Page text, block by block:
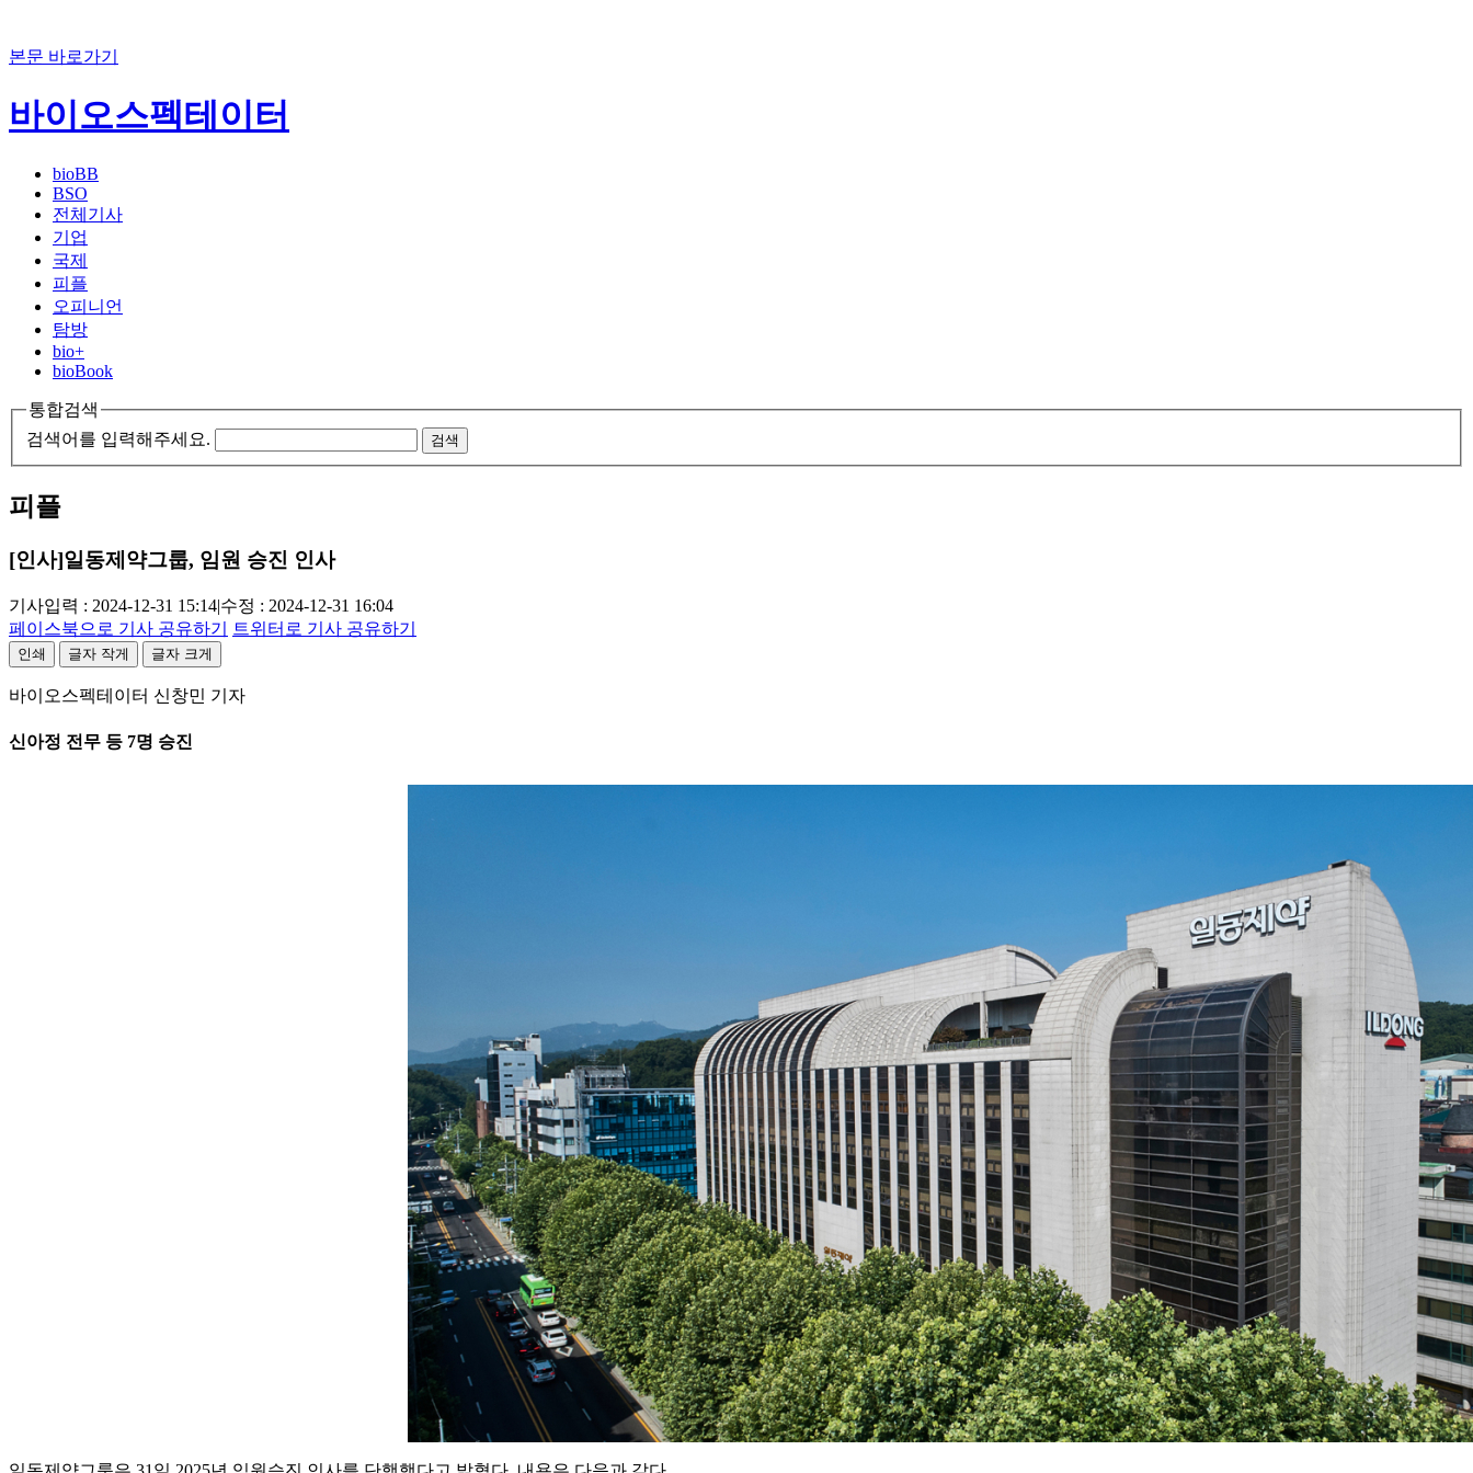
본문 바로가기
바이오스펙테이터
bioBB
BSO
전체기사
기업
국제
피플
오피니언
탐방
bio+
bioBook
통합검색
검색어를 입력해주세요.
검색
피플
[인사]일동제약그룹, 임원 승진 인사
기사입력 : 2024-12-31 15:14|수정 : 2024-12-31 16:04
페이스북으로 기사 공유하기
트위터로 기사 공유하기
인쇄 글자 작게 글자 크게
바이오스펙테이터 신창민 기자
신아정 전무 등 7명 승진